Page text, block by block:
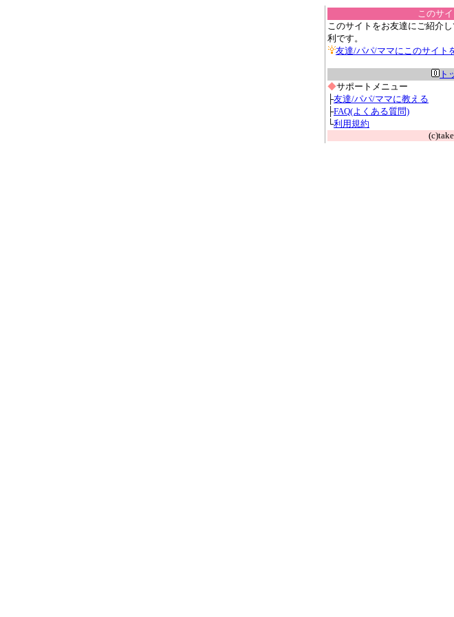
このサ
このサイトをお友達にご紹介
利です。
友達/パパ/ママにこのサイト
ト
◆サポートメニュー
├友達/パパ/ママに教える
├FAQ(よくある質問)
└利用規約